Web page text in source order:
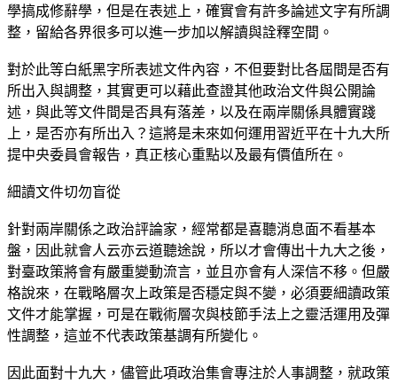
學搞成修辭學，但是在表述上，確實會有許多論述文字有所調
整，留給各界很多可以進一步加以解讀與詮釋空間。
對於此等白紙黑字所表述文件內容，不但要對比各屆間是否有
所出入與調整，其實更可以藉此查證其他政治文件與公開論
述，與此等文件間是否具有落差，以及在兩岸關係具體實踐
上，是否亦有所出入？這將是未來如何運用習近平在十九大所
提中央委員會報告，真正核心重點以及最有價值所在。
細讀文件切勿盲從
針對兩岸關係之政治評論家，經常都是喜聽消息面不看基本
盤，因此就會人云亦云道聽途說，所以才會傳出十九大之後，
對臺政策將會有嚴重變動流言，並且亦會有人深信不移。但嚴
格說來，在戰略層次上政策是否穩定與不變，必須要細讀政策
文件才能掌握，可是在戰術層次與枝節手法上之靈活運用及彈
性調整，這並不代表政策基調有所變化。
因此面對十九大，儘管此項政治集會專注於人事調整，就政策